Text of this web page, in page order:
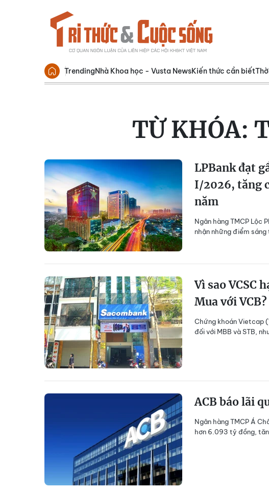
TrendingNhà Khoa học - Vusta NewsKiến thức cần biết
TỪ KHÓA:
LPBank đạt
I/2026, tăng
năm
Ngân hàng TMCP Lộc
nhận những điểm
Vì sao VCSC
Mua với VCB?
Chứng khoán Vietcap
đối với MBB và STB,
ACB báo lãi
Ngân hàng TMCP Á
hơn 6.093 tỷ đồng,